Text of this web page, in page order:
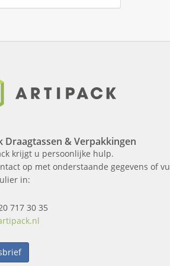
Draagtassen & Verpakkingen
krijgt u persoonlijke hulp.
op met onderstaande gegevens of
in:
717 30 35